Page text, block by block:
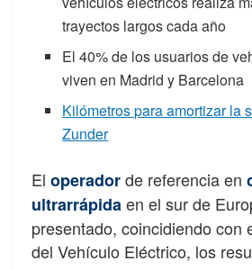
trayectos largos cada año
El 40% de los usuarios de
viven en Madrid y Barcelona
Kilómetros para amortizar la
Zunder
El operadorde referencia en
ultrarrápidaen el sur de
presentado, coincidiendo con
del Vehículo Eléctrico, los